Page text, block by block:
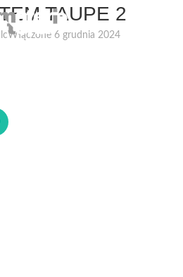
TAUPE 2
Włączone 6 grudnia 2024